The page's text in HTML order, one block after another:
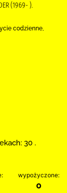
(1969- ).
codzienne,
30 .
wypożyczone:
0